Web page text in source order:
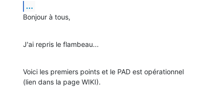
...
Bonjour à tous,
J'ai repris le flambeau...
Voici les premiers points et le PAD est opérationnel
(lien dans la page WIKI).